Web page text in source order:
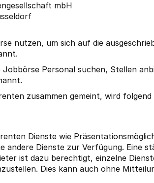
mbH
nutzen, um sich auf die
Jobbörse Personal suchen, Stellen
zusammen gemeint, wird
Dienste wie
andere Dienste zur Verfügung. Eine
ist dazu berechtigt, einzelne
Dies kann auch ohne